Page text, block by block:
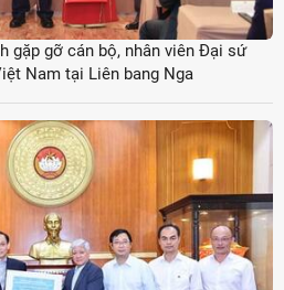
gặp gỡ cán bộ, nhân viên Đại sứ
Nam tại Liên bang Nga